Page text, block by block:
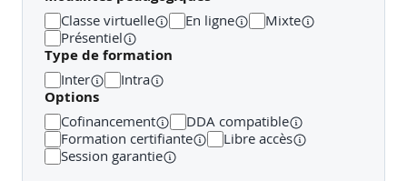
3. Mécanismes avancés de la POO
Héritage : hiérarchies, redéfinition, surcharge
Polymorphisme : comportements dynamiques
Gestion des exceptions et structures complexes
Classe virtuelle En ligne
Mixte
Présentiel
Type de formation
Inter Intra
Options
Cofinancement
DDA compatible
Formation certifiante
Libre accès
Session garantie